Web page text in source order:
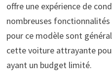
offre une expérience de
nombreuses fonctionnalités
pour ce modèle sont
cette voiture attrayante
ayant un budget limité.